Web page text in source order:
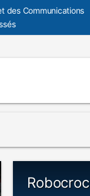
des Communications
Robocroc